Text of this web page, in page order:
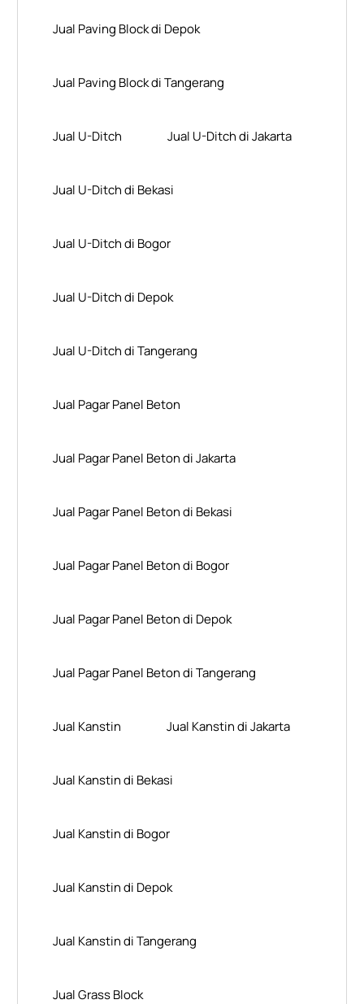
Jual Paving Block di Depok
Jual Paving Block di Tangerang
Jual U-Ditch Jual U-Ditch di Jakarta
Jual U-Ditch di Bekasi
Jual U-Ditch di Bogor
Jual U-Ditch di Depok
Jual U-Ditch di Tangerang
Jual Pagar Panel Beton
Jual Pagar Panel Beton di Jakarta
Jual Pagar Panel Beton di Bekasi
Jual Pagar Panel Beton di Bogor
Jual Pagar Panel Beton di Depok
Jual Pagar Panel Beton di Tangerang
Jual Kanstin Jual Kanstin di Jakarta
Jual Kanstin di Bekasi
Jual Kanstin di Bogor
Jual Kanstin di Depok
Jual Kanstin di Tangerang
Jual Grass Block